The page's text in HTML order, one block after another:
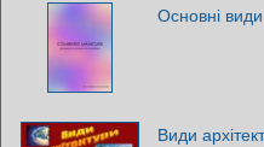
Основні
Види